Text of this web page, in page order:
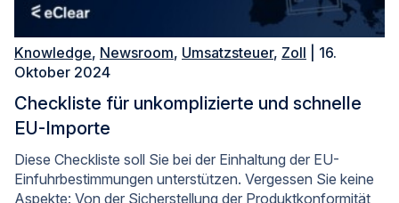
Knowledge, Newsroom, Umsatzsteuer, Zoll | 16.
Oktober 2024
Checkliste für unkomplizierte und schnelle
EU-Importe
Diese Checkliste soll Sie bei der Einhaltung der EU-
Einfuhrbestimmungen unterstützen. Vergessen Sie keine
Aspekte: Von der Sicherstellung der Produktkonformität